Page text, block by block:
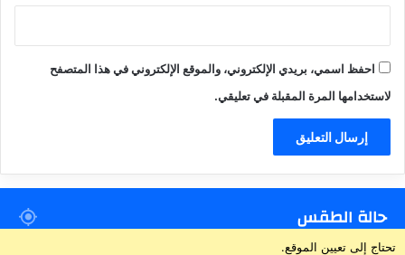
احفظ اسمي، بريدي الإلكتروني، والموقع الإلكتروني في هذا المتصفح
لاستخدامها المرة المقبلة في تعليقي.
حالة الطقس
تحتاج إلى تعيين الموقع.